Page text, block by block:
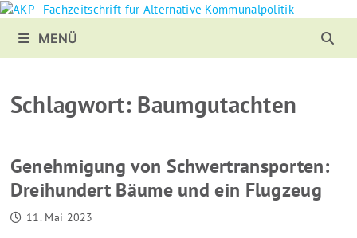
Zurück
Inhalt
MENÜ
Schlagwort: Baumgutachten
Genehmigung von Schwertransporten:
Dreihundert Bäume und ein Flugzeug
11. Mai 2023